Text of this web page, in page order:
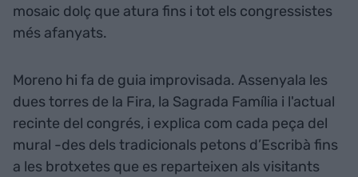
mosaic dolç que atura fins i tot els congressistes
més afanyats.
Moreno hi fa de guia improvisada. Assenyala les
dues torres de la Fira, la Sagrada Família i l'actual
recinte del congrés, i explica com cada peça del
mural -des dels tradicionals petons d’Escribà fins
a les brotxetes que es reparteixen als visitants